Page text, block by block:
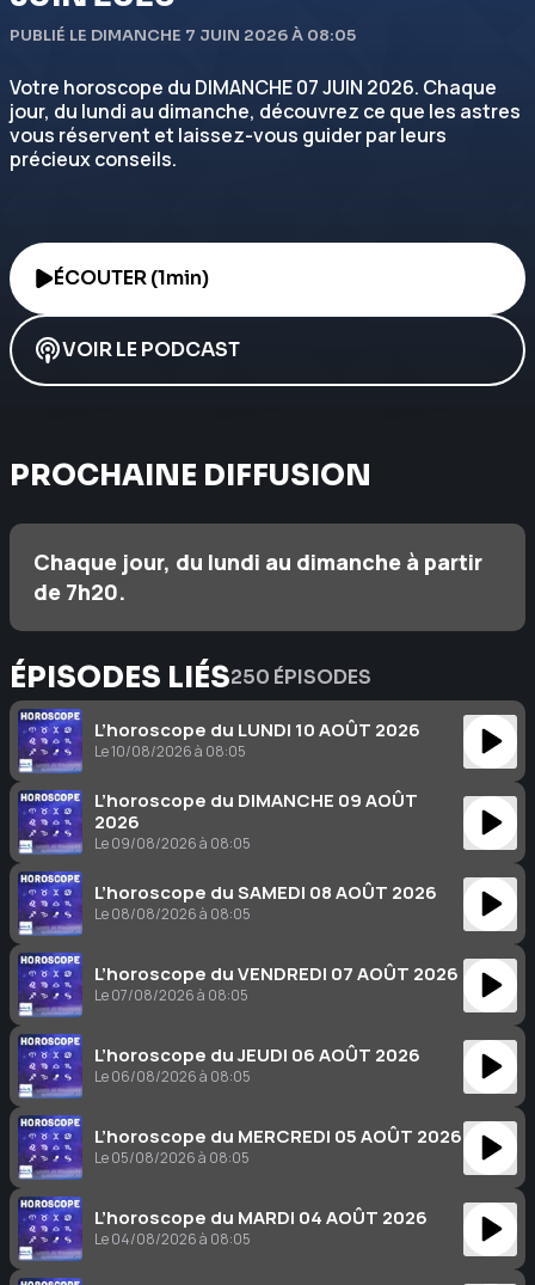
PUBLIÉ LE DIMANCHE 7 JUIN 2026 À 08:05
Votre horoscope du DIMANCHE 07 JUIN 2026. Chaque
jour, du lundi au dimanche, découvrez ce que les astres
vous réservent et laissez-vous guider par leurs
précieux conseils.
ÉCOUTER (1min)
VOIR LE PODCAST
PROCHAINE DIFFUSION
Chaque jour, du lundi au dimanche à partir
de 7h20.
ÉPISODES LIÉS250 ÉPISODES
L’horoscope du LUNDI 10 AOÛT 2026
Le 10/08/2026 à 08:05
L’horoscope du DIMANCHE 09 AOÛT
2026
Le 09/08/2026 à 08:05
L’horoscope du SAMEDI 08 AOÛT 2026
Le 08/08/2026 à 08:05
L’horoscope du VENDREDI 07 AOÛT 2026
Le 07/08/2026 à 08:05
L’horoscope du JEUDI 06 AOÛT 2026
Le 06/08/2026 à 08:05
L’horoscope du MERCREDI 05 AOÛT 2026
Le 05/08/2026 à 08:05
L’horoscope du MARDI 04 AOÛT 2026
Le 04/08/2026 à 08:05